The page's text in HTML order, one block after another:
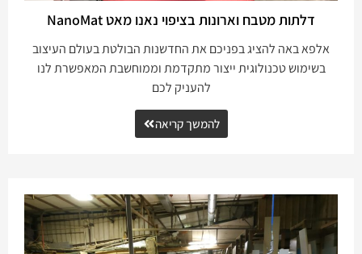
דלתות מטבח וארונות בציפוי נאנו מאט NanoMat
אלפא באה להציג בפניכם את החדשנות הבולטת בעולם העיצוב
בשימוש טכנולוגית ייצור מתקדמת וממוחשבת המאפשרת לנו
להעניק לכם
להמשך קריאה